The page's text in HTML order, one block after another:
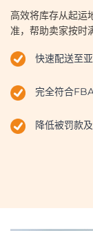
高效将库存从起运
准，帮助卖家按时
快速配送至
完全符合
降低被罚款